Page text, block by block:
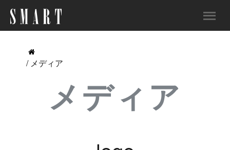
/ メディア
メディア